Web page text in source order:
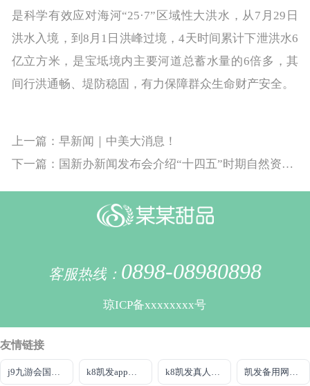
是科学有效应对海河“25·7”区域性大洪水，从7月29日
洪水入境，到8月1日洪峰过境，4天时间累计下泄洪水6
亿立方米，是宝坻境内主要河道总蓄水量的6倍多，其
间行洪通畅、堤防稳固，有力保障群众生命财产安全。
上一篇：早新闻｜中美大消息！
下一篇：国新办新闻发布会介绍“十四五”时期自然资源工作高质量发展成就（文字实录）
客服热线： 0898-08980898
琼ICP备xxxxxxxx号
友情链接
j9九游会国际站官方网站 k8凯发app下载 k8凯发真人娱乐手机官方网站 凯发备用网站注册